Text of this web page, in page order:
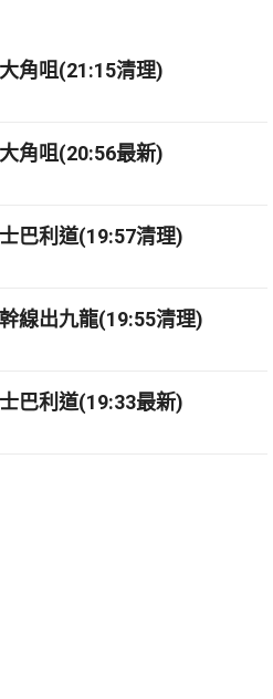
角咀(21:15清理)
角咀(20:56最新)
巴利道(19:57清理)
線出九龍(19:55清理)
巴利道(19:33最新)